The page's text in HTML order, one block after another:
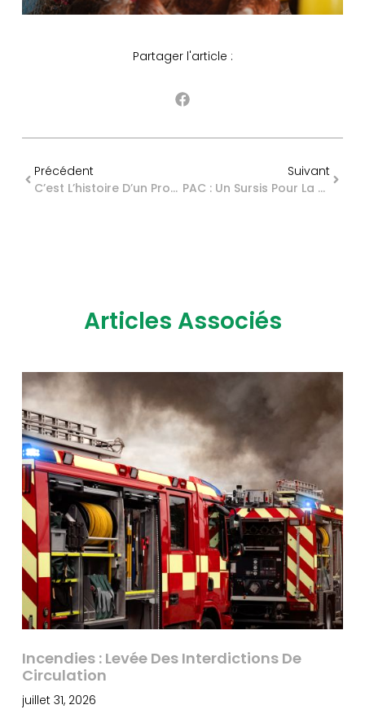
Partager l'article :
Précédent
C’est L’histoire D’un Propriétaire Qui Pensait Simplement Réaménager Son Immeuble…
Suivant
PAC : Un Sursis Pour La Demande Unique
Articles Associés
Incendies : Levée Des Interdictions De
Circulation
juillet 31, 2026